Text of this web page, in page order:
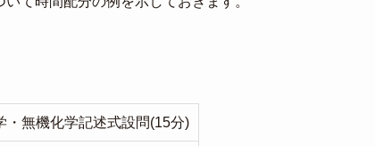
無機化学記述式設問(15分)